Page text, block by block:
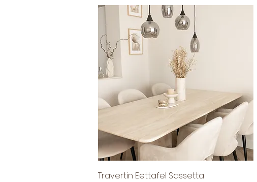
Snel overzicht
Travertin Eettafel Sassetta